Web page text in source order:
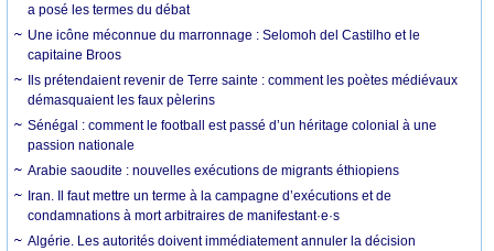
a posé les termes du débat
Une icône méconnue du marronnage : Selomoh del Castilho et le
capitaine Broos
Ils prétendaient revenir de Terre sainte : comment les poètes médiévaux
démasquaient les faux pèlerins
Sénégal : comment le football est passé d’un héritage colonial à une
passion nationale
Arabie saoudite : nouvelles exécutions de migrants éthiopiens
Iran. Il faut mettre un terme à la campagne d’exécutions et de
condamnations à mort arbitraires de manifestant·e·s
Algérie. Les autorités doivent immédiatement annuler la décision